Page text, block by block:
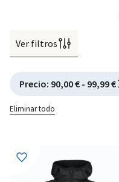
Ver filtros
Active filtering
Precio: 90,00 € - 99,99 €
Eliminar todo